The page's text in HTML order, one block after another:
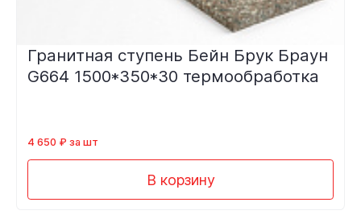
Гранитная ступень Бейн Брук Браун
G664 1500*350*30 термообработка
4 650 ₽ за шт
В корзину